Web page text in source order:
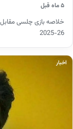
۵ ماه قبل
خلاصه بازی چلسی
26-2025
اخبار